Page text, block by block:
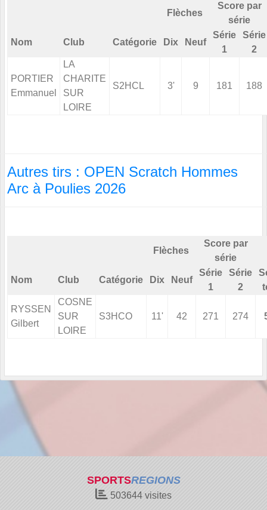
Flèches
Score par
série
Nom Club Catégorie Dix Neuf
Série
1
Série
2
PORTIER
Emmanuel
LA
CHARITE
SUR
LOIRE
S2HCL 3' 9 181 188
Autres tirs : OPEN Scratch Hommes
Arc à Poulies 2026
Flèches
Score par
série
Nom Club Catégorie Dix Neuf
Série
1
Série
2
RYSSEN
Gilbert
COSNE
SUR
LOIRE
S3HCO 11' 42 271 274
SPORTSREGIONS
503644 visites